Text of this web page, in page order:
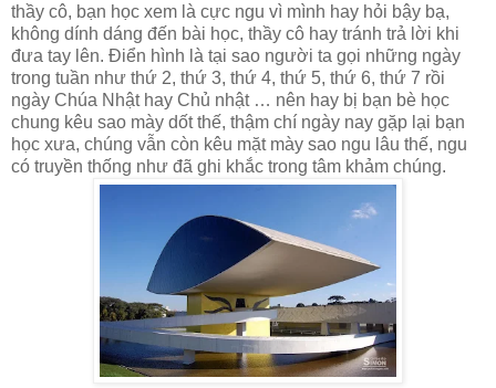
thầy cô, bạn học xem là cực ngu vì mình hay hỏi bậy bạ,
không dính dáng đến bài học, thầy cô hay tránh trả lời khi
đưa tay lên. Điển hình là tại sao người ta gọi những ngày
trong tuần như thứ 2, thứ 3, thứ 4, thứ 5, thứ 6, thứ 7 rồi
ngày Chúa Nhật hay Chủ nhật … nên hay bị bạn bè học
chung kêu sao mày dốt thế, thậm chí ngày nay gặp lại bạn
học xưa, chúng vẫn còn kêu mặt mày sao ngu lâu thế, ngu
có truyền thống như đã ghi khắc trong tâm khảm chúng.